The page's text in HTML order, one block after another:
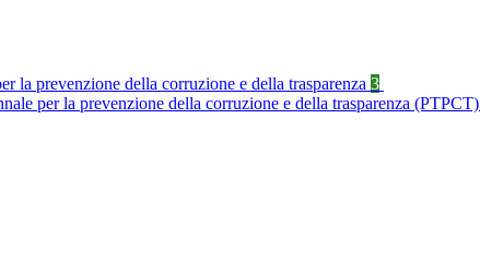
la prevenzione della corruzione e della trasparenza 3
per la prevenzione della corruzione e della trasparenza (PTPCT)